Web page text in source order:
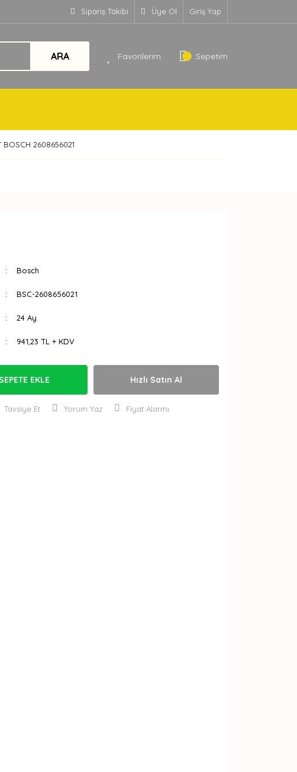
Sipariş Takibi Üye Ol Giriş Yap
ARA Favorilerim Sepetim
BOSCH 2608656021
Bosch
BSC-2608656021
24 Ay
941,23 TL + KDV
EKLE Hızlı Satın Al
Tavsiye Et Yorum Yaz Fiyat Alarmı